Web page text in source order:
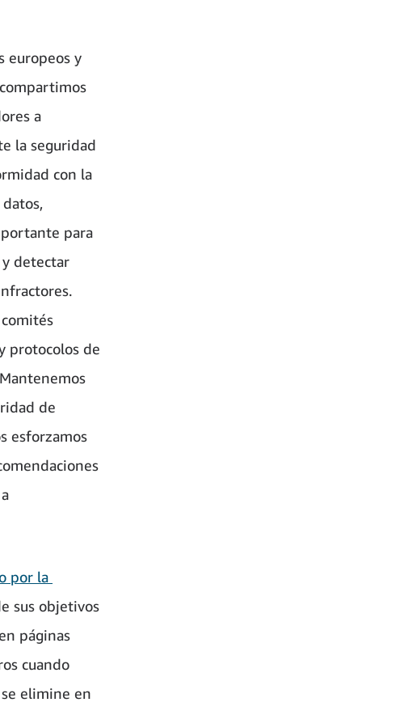
europeos y
a
la seguridad
con la
para
detectar
protocolos de
de
esforzamos
por la
sus objetivos
páginas
cuando
elimine en